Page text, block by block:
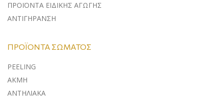
ΠΡΟΪΟΝΤΑ ΕΙΔΙΚΗΣ ΑΓΩΓΗΣ
ΑΝΤΙΓΗΡΑΝΣΗ
ΠΡΟΪΌΝΤΑ ΣΏΜΑΤΟΣ
PEELING
ΑΚΜΗ
ΑΝΤΗΛΙΑΚΑ